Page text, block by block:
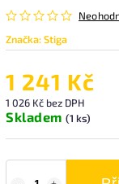
Značka:Stiga
1 241 Kč
1 026 Kč bez DPH
Skladem (1 ks)